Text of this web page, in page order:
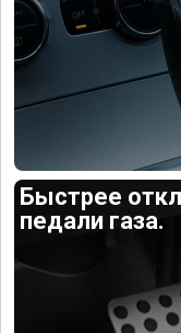
Быстрее
педали газа.